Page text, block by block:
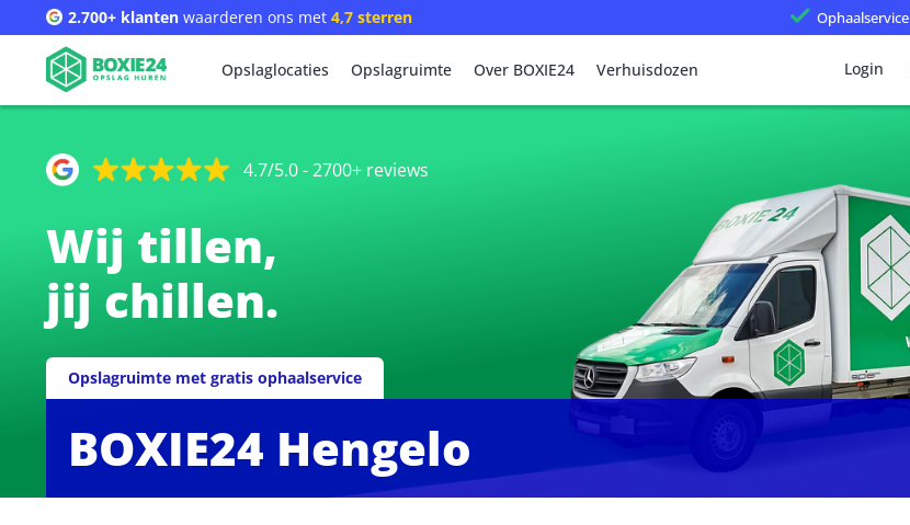
2.700+ klanten waarderen ons met 4,7 sterren Ophaalservice
Opslaglocaties Opslagruimte Over BOXIE24 Verhuisdozen Login
4.7/5.0 - 2700+ reviews
Wij tillen,
jij chillen.
Opslagruimte met gratis ophaalservice
BOXIE24 Hengelo